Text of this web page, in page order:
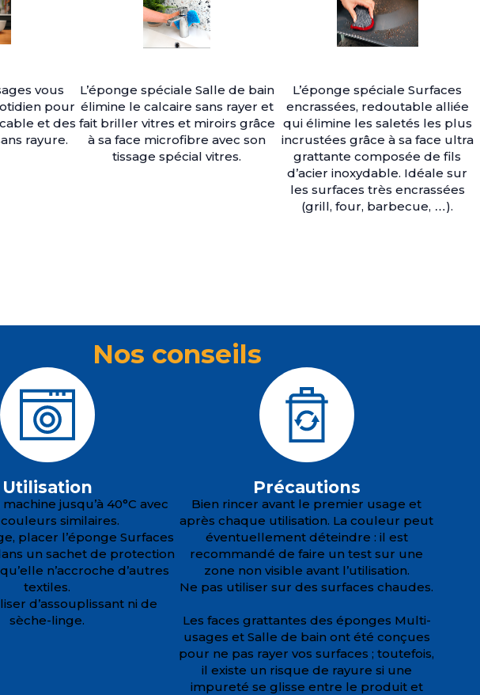
vous
pour
et des
rayure.
L’éponge spéciale Salle de bain
élimine le calcaire sans rayer et
fait briller vitres et miroirs grâce
à sa face microfibre avec son
tissage spécial vitres.
L’éponge spéciale Surfaces
encrassées, redoutable alliée
qui élimine les saletés les plus
incrustées grâce à sa face ultra
grattante composée de fils
d’acier inoxydable. Idéale sur
les surfaces très encrassées
(grill, four, barbecue, …).
Nos conseils
Utilisation
jusqu’à 40°C avec
similaires.
placer l’éponge Surfaces
un sachet de protection
n’accroche d’autres
textiles.
d’assouplissant ni de
sèche-linge.
Précautions
Bien rincer avant le premier usage et
après chaque utilisation. La couleur peut
éventuellement déteindre : il est
recommandé de faire un test sur une
zone non visible avant l’utilisation.
Ne pas utiliser sur des surfaces chaudes.
Les faces grattantes des éponges Multi-
usages et Salle de bain ont été conçues
pour ne pas rayer vos surfaces ; toutefois,
il existe un risque de rayure si une
impureté se glisse entre le produit et